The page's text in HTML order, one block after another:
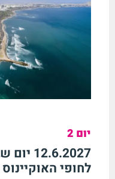
יום 2
לחופי